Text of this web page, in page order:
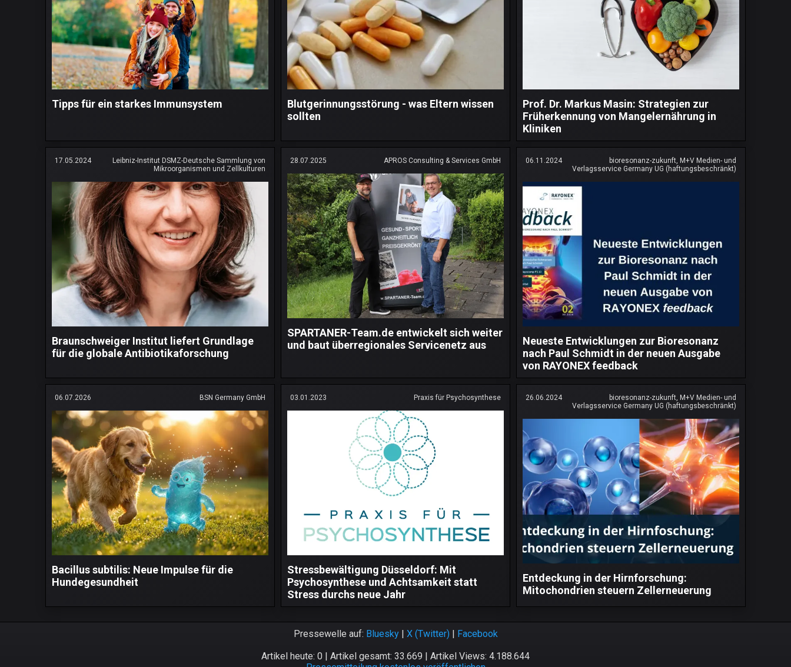
Tipps für ein starkes Immunsystem
Blutgerinnungsstörung - was Eltern wissen
sollten
Prof. Dr. Markus Masin: Strategien zur
Früherkennung von Mangelernährung in
Kliniken
17.05.2024
Leibniz-Institut DSMZ-Deutsche Sammlung von
Mikroorganismen und Zellkulturen
Braunschweiger Institut liefert Grundlage
für die globale Antibiotikaforschung
28.07.2025 APROS Consulting & Services GmbH
SPARTANER-Team.de entwickelt sich weiter
und baut überregionales Servicenetz aus
06.11.2024
bioresonanz-zukunft, M+V Medien- und
Verlagsservice Germany UG (haftungsbeschränkt)
Neueste Entwicklungen zur Bioresonanz
nach Paul Schmidt in der neuen Ausgabe
von RAYONEX feedback
06.07.2026 BSN Germany GmbH
Bacillus subtilis: Neue Impulse für die
Hundegesundheit
03.01.2023 Praxis für Psychosynthese
Stressbewältigung Düsseldorf: Mit
Psychosynthese und Achtsamkeit statt
Stress durchs neue Jahr
26.06.2024
bioresonanz-zukunft, M+V Medien- und
Verlagsservice Germany UG (haftungsbeschränkt)
Entdeckung in der Hirnforschung:
Mitochondrien steuern Zellerneuerung
Pressewelle auf: Bluesky| X (Twitter)| Facebook
Artikel heute: 0 | Artikel gesamt: 33.669 | Artikel Views: 4.188.644